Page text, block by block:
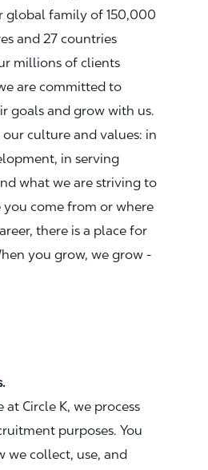
global family of 150,000
and 27 countries
millions of clients
are committed to
goals and grow with us.
culture and values: in
in serving
what we are striving to
come from or where
there is a place for
you grow, we grow -
Circle K, we process
purposes. You
we collect, use, and